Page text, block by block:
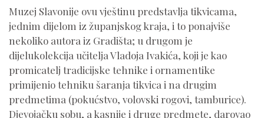
Muzej Slavonije ovu vještinu predstavlja tikvicama,
jednim dijelom iz županjskog kraja, i to ponajviše
nekoliko autora iz Gradišta; u drugom je
dijelukolekcija učitelja Vladoja Ivakića, koji je kao
promicatelj tradicijske tehnike i ornamentike
primijenio tehniku šaranja tikvica i na drugim
predmetima (pokućstvo, volovski rogovi, tamburice).
Djevojačku sobu, a kasnije i druge predmete, darovao